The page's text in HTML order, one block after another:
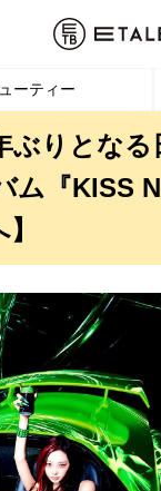
ーティー
ぶりとな
ム『KISS